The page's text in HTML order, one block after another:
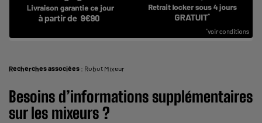
Recherches associées : Robot Mixeur
Besoins d’informations supplémentaires
sur les mixeurs ?